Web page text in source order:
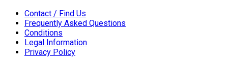
Contact / Find Us
Frequently Asked Questions
Conditions
Legal Information
Privacy Policy